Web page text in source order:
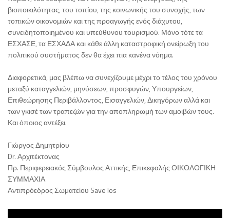
βιοποικιλότητας, του τοπίου, της κοινωνικής του συνοχής, των
τοπικών οικονομιών και της προαγωγής ενός διάχυτου,
συνειδητοποιημένου και υπεύθυνου τουρισμού. Μόνο τότε τα
ΕΣΧΑΣΕ, τα ΕΣΧΑΔΑ και κάθε άλλη καταστροφική ονείρωξη του
πολιτικού συστήματος δεν θα έχει πια κανένα νόημα.
Διαφορετικά, μας βλέπω να συνεχίζουμε μέχρι το τέλος του χρόνου
μεταξύ καταγγελιών, μηνύσεων, προσφυγών, Υπουργείων,
Επιθεώρησης Περιβάλλοντος, Εισαγγελιών, Δικηγόρων αλλά και
των γκισέ των τραπεζών για την αποπληρωμή των αμοιβών τους.
Και όποιος αντέξει.
Γιώργος Δημητρίου
Dr. Αρχιτέκτονας
Πρ. Περιφερειακός Σύμβουλος Αττικής, Επικεφαλής ΟΙΚΟΛΟΓΙΚΗ
ΣΥΜΜΑΧΙΑ
Αντιπρόεδρος Σωματείου Save Ios